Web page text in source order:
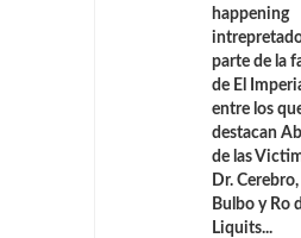
happening
parte de la
de El
entre los
destacan
de las
Dr. Cerebro,
Bulbo y Ro
Liquits...